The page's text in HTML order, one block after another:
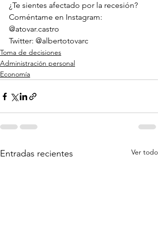
¿Te sientes afectado por la recesión?
Coméntame en Instagram:
@atovar.castro
Twitter: @albertotovarc
Toma de decisiones
Administración personal
Economía
Entradas recientes Ver todo